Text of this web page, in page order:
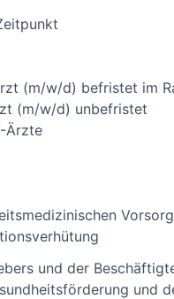
(m/w/d) befristet im
(m/w/d) unbefristet
Ärzte
und der
und